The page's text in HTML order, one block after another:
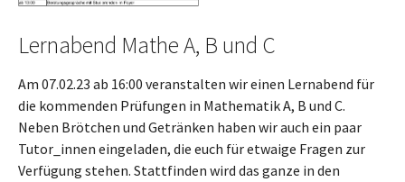
Lernabend Mathe A, B und C
Am 07.02.23 ab 16:00 veranstalten wir einen Lernabend für
die kommenden Prüfungen in Mathematik A, B und C.
Neben Brötchen und Getränken haben wir auch ein paar
Tutor_innen eingeladen, die euch für etwaige Fragen zur
Verfügung stehen. Stattfinden wird das ganze in den